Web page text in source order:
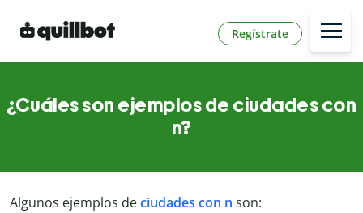
Regístrate
¿Cuáles son ejemplos de ciudades con
n?
Algunos ejemplos deciudades con n son: